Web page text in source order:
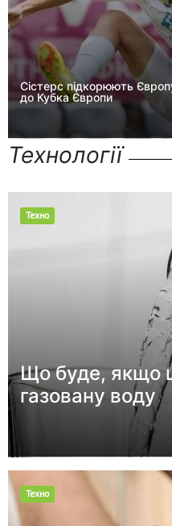
Сістерс підкорюють
до Кубка Європи
Технології
Техно
Що буде, якщо
газовану воду
Техно